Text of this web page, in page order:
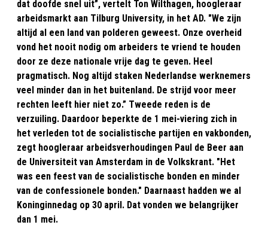
dat doofde snel uit”, vertelt Ton Wilthagen, hoogleraar
arbeidsmarkt aan Tilburg University, in het AD. "We zijn
altijd al een land van polderen geweest. Onze overheid
vond het nooit nodig om arbeiders te vriend te houden
door ze deze nationale vrije dag te geven. Heel
pragmatisch. Nog altijd staken Nederlandse werknemers
veel minder dan in het buitenland. De strijd voor meer
rechten leeft hier niet zo.” Tweede reden is de
verzuiling. Daardoor beperkte de 1 mei-viering zich in
het verleden tot de socialistische partijen en vakbonden,
zegt hoogleraar arbeidsverhoudingen Paul de Beer aan
de Universiteit van Amsterdam in de Volkskrant. "Het
was een feest van de socialistische bonden en minder
van de confessionele bonden." Daarnaast hadden we al
Koninginnedag op 30 april. Dat vonden we belangrijker
dan 1 mei.